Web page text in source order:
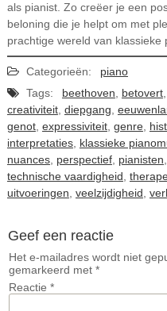
als pianist. Zo creëer je een
beloning die je helpt om met
prachtige wereld van klassieke
Categorieën:
piano
Tags:
beethoven betovert,
creativiteit, diepgang
genot, expressiviteit, genre,
interpretaties, klassieke
nuances, perspectief, pianisten
technische vaardigheid
uitvoeringen veelzijdigheid
Geef een reactie
Het e-mailadres wordt niet
gemarkeerd met *
Reactie *